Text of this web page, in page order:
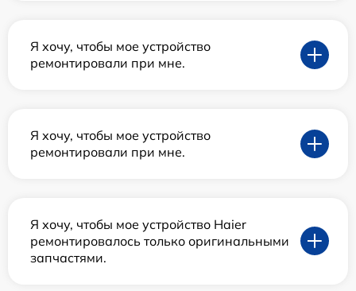
Я хочу, чтобы мое устройство
ремонтировали при мне.
Я хочу, чтобы мое устройство
ремонтировали при мне.
Я хочу, чтобы мое устройство Haier
ремонтировалось только оригинальными
запчастями.